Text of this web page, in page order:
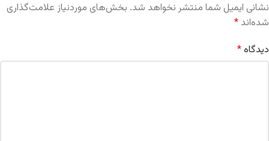
نشانی ایمیل شما منتشر نخواهد شد. بخش‌های موردنیاز علامت‌گذاری
شده‌اند *
دیدگاه*